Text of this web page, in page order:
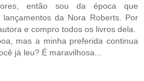
então sou da época que
da Nora Roberts. Por
e compro todos os livros dela.
mas a minha preferida continua
já leu? É maravilhosa...